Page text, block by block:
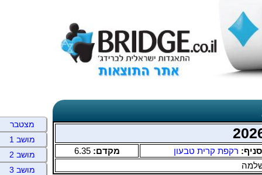
סניף: רקפת קרית טבעון מקדם:6.35
שלמה
מצטבר
מושב 1
מושב 2
מושב 3